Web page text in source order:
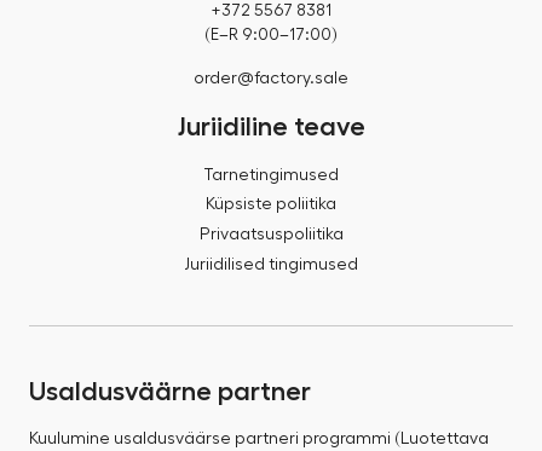
+372 5567 8381
(E–R 9:00–17:00)
order@factory.sale
Juriidiline teave
Tarnetingimused
Küpsiste poliitika
Privaatsuspoliitika
Juriidilised tingimused
Usaldusväärne partner
Kuulumine usaldusväärse partneri programmi (Luotettava